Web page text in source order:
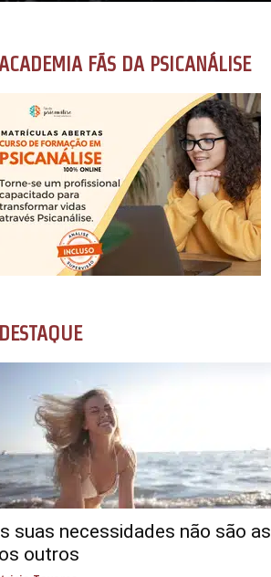
ACADEMIA FÃS DA PSICANÁLISE
DESTAQUE
suas necessidades não são as
outros